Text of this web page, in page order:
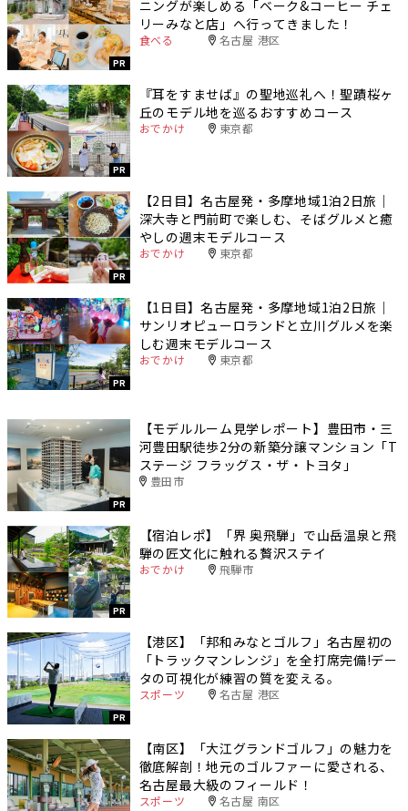
PR
ニングが楽しめる「ベーク&コーヒー チェ
リーみなと店」へ行ってきました！
食べる 名古屋 港区
PR
『耳をすませば』の聖地巡礼へ！聖蹟桜ヶ
丘のモデル地を巡るおすすめコース
おでかけ 東京都
PR
【2日目】名古屋発・多摩地域1泊2日旅｜
深大寺と門前町で楽しむ、そばグルメと癒
やしの週末モデルコース
おでかけ 東京都
PR
【1日目】名古屋発・多摩地域1泊2日旅｜
サンリオピューロランドと立川グルメを楽
しむ週末モデルコース
おでかけ 東京都
PR
【モデルルーム見学レポート】豊田市・三
河豊田駅徒歩2分の新築分譲マンション「T
ステージ フラッグス・ザ・トヨタ」
豊田市
PR
【宿泊レポ】「界 奥飛騨」で山岳温泉と飛
騨の匠文化に触れる贅沢ステイ
おでかけ 飛騨市
PR
【港区】「邦和みなとゴルフ」名古屋初の
「トラックマンレンジ」を全打席完備!デー
タの可視化が練習の質を変える。
スポーツ 名古屋 港区
【南区】「大江グランドゴルフ」の魅力を
徹底解剖！地元のゴルファーに愛される、
名古屋最大級のフィールド！
スポーツ 名古屋 南区